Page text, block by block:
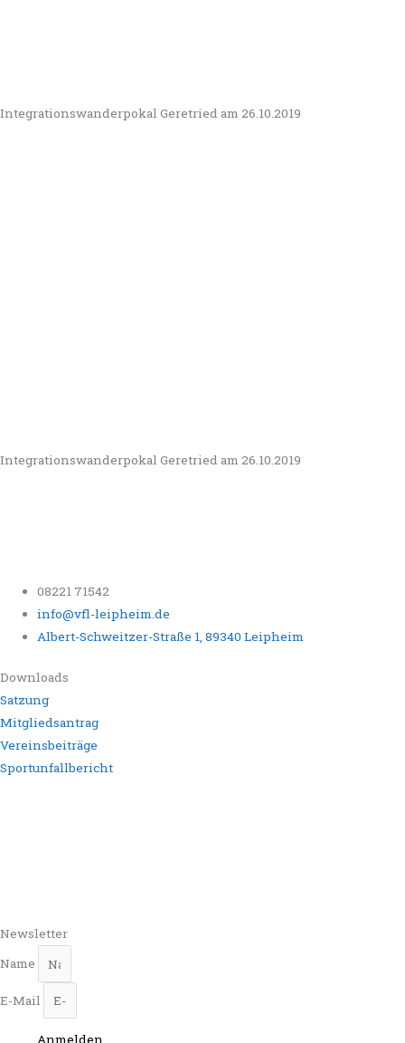
Integrationswanderpokal Geretried am 26.10.2019
Integrationswanderpokal Geretried am 26.10.2019
08221 71542
info@vfl-leipheim.de
Albert-Schweitzer-Straße 1, 89340 Leipheim
Downloads
Satzung
Mitgliedsantrag
Vereinsbeiträge
Sportunfallbericht
Newsletter
Name
E-Mail